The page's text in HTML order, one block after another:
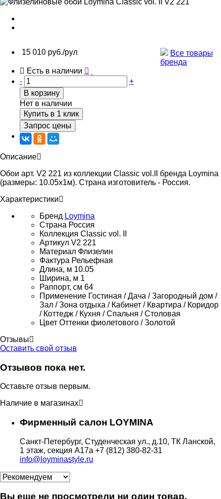
15 010 руб./рул
Все товары
бренда
Есть в наличии
-
+
В корзину
Нет в наличии
Купить в 1 клик
Запрос цены
Описание
Обои арт. V2 221 из коллекции Classic vol.II бренда Loymina
(размеры: 10.05х1м). Страна изготовитель - Россия.
Характеристики
Бренд Loymina
Страна Россия
Коллекция Classic vol. II
Артикул V2 221
Материал Флизелин
Фактура Рельефная
Длина, м 10.05
Ширина, м 1
Раппорт, см 64
Применение Гостиная / Дача / Загородный дом /
Зал / Зона отдыха / Кабинет / Квартира / Коридор
/ Коттедж / Кухня / Спальня / Столовая
Цвет Оттенки фиолетового / Золотой
Отзывы
Оставить свой отзыв
Отзывов пока нет.
Оставьте отзыв первым.
Наличие в магазинах
Фирменный салон LOYMINA
Санкт-Петербург, Студенческая ул., д.10, ТК Ланской,
1 этаж, секция А17а +7 (812) 380-82-31
info@loyminastyle.ru
Вы еще не просмотрели ни один товар.